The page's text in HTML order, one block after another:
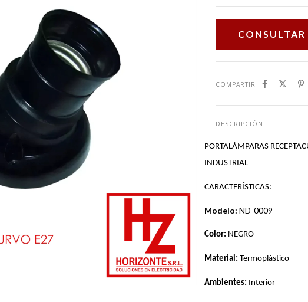
COMPARTIR
DESCRIPCIÓN
PORTALÁMPARAS
INDUSTRIAL
CARACTERÍSTICAS:
Modelo: ND-0009
Color: NEGRO
Material: Termoplástico
Ambientes: Interior